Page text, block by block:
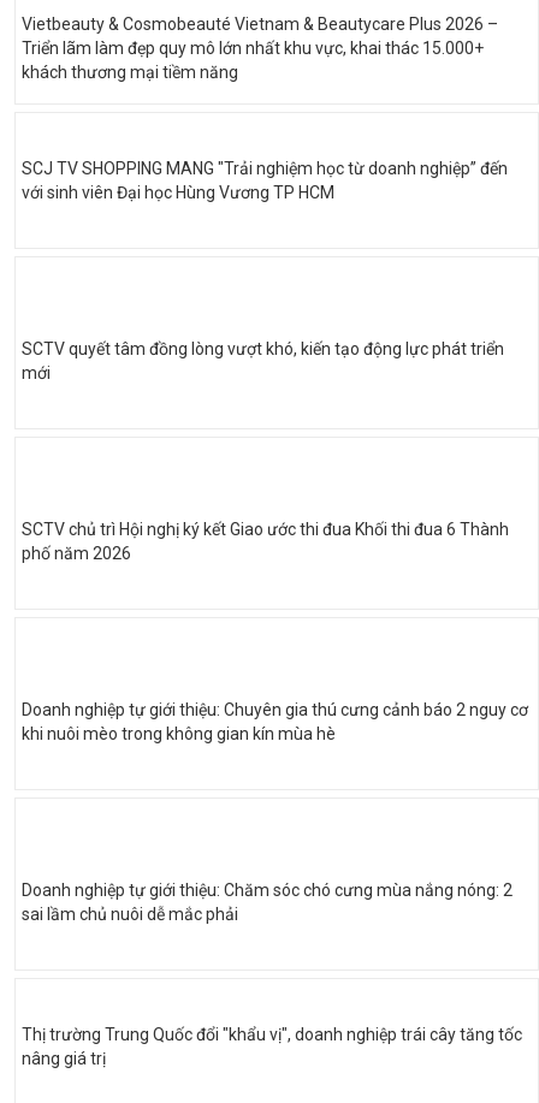
Vietbeauty & Cosmobeauté Vietnam & Beautycare Plus 2026 –
Triển lãm làm đẹp quy mô lớn nhất khu vực, khai thác 15.000+
khách thương mại tiềm năng
SCJ TV SHOPPING MANG "Trải nghiệm học từ doanh nghiệp” đến
với sinh viên Đại học Hùng Vương TP HCM
SCTV quyết tâm đồng lòng vượt khó, kiến tạo động lực phát triển
mới
SCTV chủ trì Hội nghị ký kết Giao ước thi đua Khối thi đua 6 Thành
phố năm 2026
Doanh nghiệp tự giới thiệu: Chuyên gia thú cưng cảnh báo 2 nguy cơ
khi nuôi mèo trong không gian kín mùa hè
Doanh nghiệp tự giới thiệu: Chăm sóc chó cưng mùa nắng nóng: 2
sai lầm chủ nuôi dễ mắc phải
Thị trường Trung Quốc đổi "khẩu vị", doanh nghiệp trái cây tăng tốc
nâng giá trị